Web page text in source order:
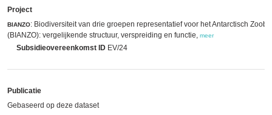
Project
BIANZO: Biodiversiteit van drie groepen representatief voor het Antarctisch
(BIANZO): vergelijkende structuur, verspreiding en functie, meer
Subsidieovereenkomst ID EV/24
Publicatie
Gebaseerd op deze dataset